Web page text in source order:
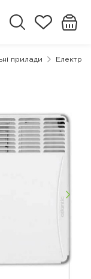
прилади